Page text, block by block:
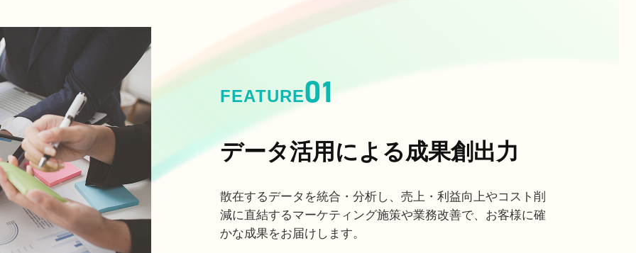
FEATURE01
データ活用による成果創出力
散在するデータを統合・分析し、売上・利益向上やコスト削
減に直結するマーケティング施策や業務改善で、お客様に確
かな成果をお届けします。